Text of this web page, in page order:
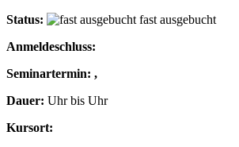
Status:
fast ausgebucht
Anmeldeschluss:
Seminartermin: ,
Dauer: Uhr bis Uhr
Kursort: